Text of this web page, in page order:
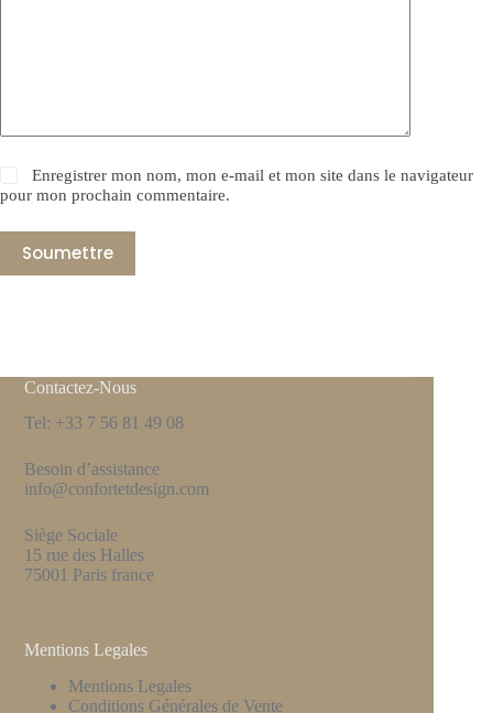
Enregistrer mon nom, mon e-mail et mon site dans le navigateur
pour mon prochain commentaire.
Soumettre
Contactez-Nous
Tel: +33 7 56 81 49 08
Besoin d’assistance
info@confortetdesign.com
Siège Sociale
15 rue des Halles
75001 Paris france
Mentions Legales
Mentions Legales
Conditions Générales de Vente